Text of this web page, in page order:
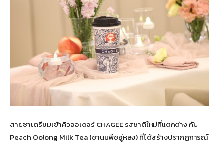
สายชาเตรียมเข้าคิวออเดอร์ CHAGEE รสชาติใหม่ที่แตกต่าง กับ
Peach Oolong Milk Tea (ชานมพีชอู่หลง) ที่ได้สร้างปรากฏการณ์